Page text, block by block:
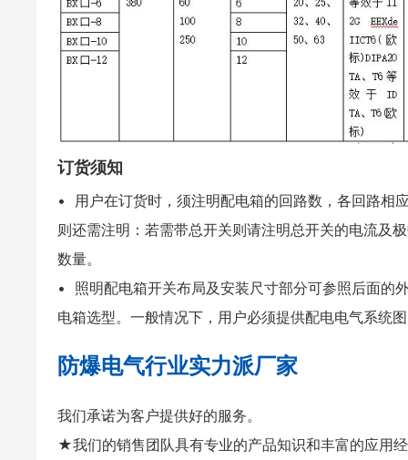
订货须知
• 用户在订货时，须注明配电箱的回路数，各回路相
则还需注明：若需带总开关则请注明总开关的电流及
数量。
• 照明配电箱开关布局及安装尺寸部分可参照后面的
电箱选型。一般情况下，用户必须提供配电电气系统
防爆电气行业实力派厂家
我们承诺为客户提供好的服务。
★我们的销售团队具有专业的产品知识和丰富的应用